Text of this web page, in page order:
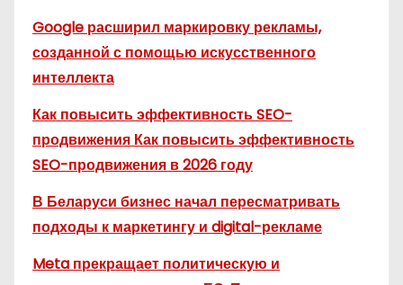
Google расширил маркировку рекламы,
созданной с помощью искусственного
интеллекта
Как повысить эффективность SEO-
продвижения Как повысить эффективность
SEO-продвижения в 2026 году
В Беларуси бизнес начал пересматривать
подходы к маркетингу и digital-рекламе
Meta прекращает политическую и